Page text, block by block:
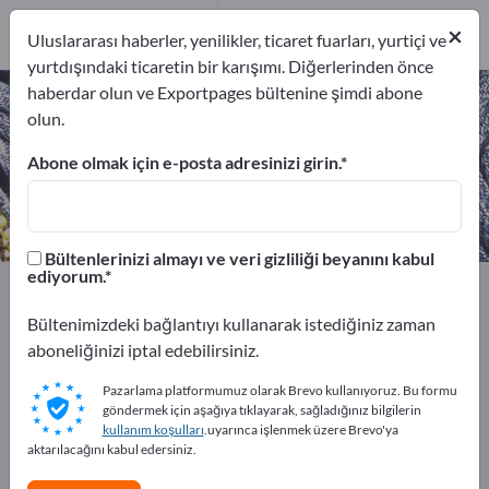
Deri Ürünler – üreticileri ve
5
Üreticiler
Exportpages
Ayakkabılar ve aksesuarlar
Deri Ürünler
Exportpages'te ücretsiz reklam
verin!
İhtiyaçlar – Teklifler – İkinci El Ürünler – İş İletişim
×
Uluslararası haberler, yenilikler, ticaret fuarları, yurtiçi ve
yurtdışındaki ticaretin bir karışımı. Diğerlerinden önce
haberdar olun ve Exportpages bültenine şimdi abone
olun.
Abone olmak için e-posta adresinizi girin.
Bültenlerinizi almayı ve veri gizliliği beyanını kabul
ediyorum.
Bültenimizdeki bağlantıyı kullanarak istediğiniz zaman
aboneliğinizi iptal edebilirsiniz.
Pazarlama platformumuz olarak Brevo kullanıyoruz. Bu formu
göndermek için aşağıya tıklayarak, sağladığınız bilgilerin
kullanım koşulları.uyarınca işlenmek üzere Brevo'ya
aktarılacağını kabul edersiniz.